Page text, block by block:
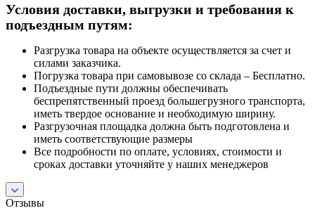
Условия доставки, выгрузки и требования к
подъездным путям:
Разгрузка товара на объекте осуществляется за счет и
силами заказчика.
Погрузка товара при самовывозе со склада – Бесплатно.
Подъездные пути должны обеспечивать
беспрепятственный проезд большегрузного транспорта,
иметь твердое основание и необходимую ширину.
Разгрузочная площадка должна быть подготовлена и
иметь соответствующие размеры
Все подробности по оплате, условиях, стоимости и
сроках доставки уточняйте у наших менеджеров
Отзывы